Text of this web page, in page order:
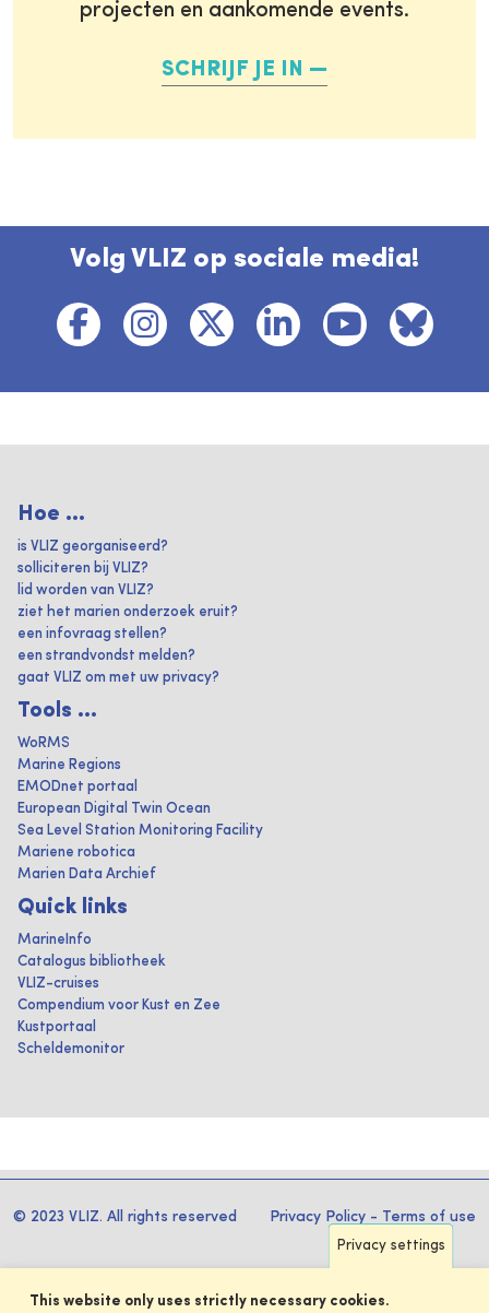
projecten en aankomende events.
SCHRIJF JE IN
Volg VLIZ op sociale media!
Hoe ...
is VLIZ georganiseerd?
solliciteren bij VLIZ?
lid worden van VLIZ?
ziet het marien onderzoek eruit?
een infovraag stellen?
een strandvondst melden?
gaat VLIZ om met uw privacy?
Tools ...
WoRMS
Marine Regions
EMODnet portaal
European Digital Twin Ocean
Sea Level Station Monitoring Facility
Mariene robotica
Marien Data Archief
Quick links
MarineInfo
Catalogus bibliotheek
VLIZ-cruises
Compendium voor Kust en Zee
Kustportaal
Scheldemonitor
© 2023 VLIZ. All rights reserved Privacy Policy - Terms of use
Privacy settings
This website only uses strictly necessary cookies.